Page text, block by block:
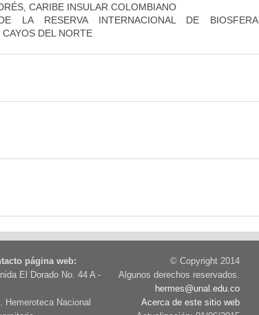
CARIBE INSULAR COLOMBIANO
LA RESERVA INTERNACIONAL DE BIOSFERA
DEL NORTE
página web:
El Dorado No. 44 A -
Hemeroteca Nacional
© Copyright 2014
Algunos derechos reservados.
hermes@unal.edu.co
Acerca de este sitio web